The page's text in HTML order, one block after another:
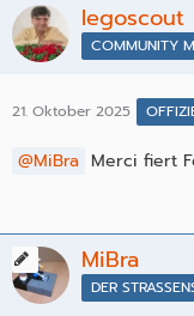
legoscout
COMMUNITY
21. Oktober 2025
MiBra Merci fiert
MiBra